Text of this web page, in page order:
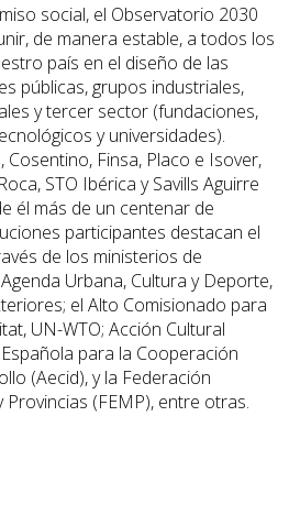
social, el Observatorio 2030
de manera estable, a todos los
país en el diseño de las
públicas, grupos industriales,
y tercer sector (fundaciones,
y universidades).
Finsa, Placo e Isover,
STO Ibérica y Savills Aguirre
él más de un centenar de
participantes destacan el
de los ministerios de
Urbana, Cultura y Deporte,
el Alto Comisionado para
UN-WTO; Acción Cultural
para la Cooperación
(Aecid), y la Federación
(FEMP), entre otras.